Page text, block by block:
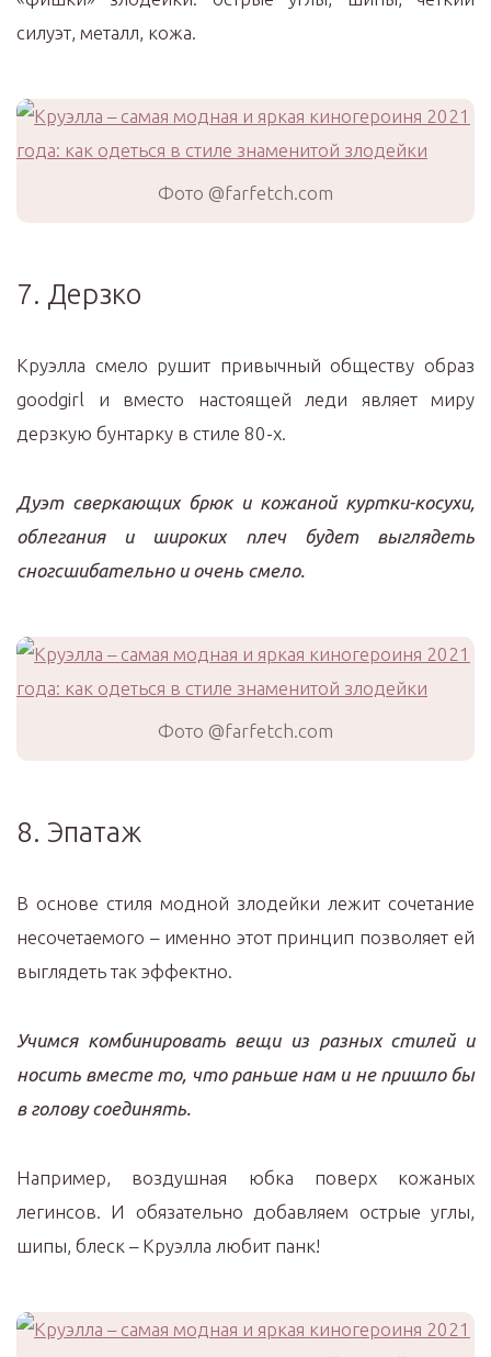
силуэт, металл, кожа.
Фото @farfetch.com
7. Дерзко
Круэлла смело рушит привычный обществу образ
goodgirl и вместо настоящей леди являет миру
дерзкую бунтарку в стиле 80-х.
Дуэт сверкающих брюк и кожаной куртки-косухи,
облегания и широких плеч будет выглядеть
сногсшибательно и очень смело.
Фото @farfetch.com
8. Эпатаж
В основе стиля модной злодейки лежит сочетание
несочетаемого – именно этот принцип позволяет ей
выглядеть так эффектно.
Учимся комбинировать вещи из разных стилей и
носить вместе то, что раньше нам и не пришло бы
в голову соединять.
Например, воздушная юбка поверх кожаных
легинсов. И обязательно добавляем острые углы,
шипы, блеск – Круэлла любит панк!